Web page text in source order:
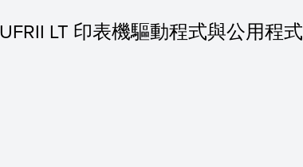
LT 印表機驅動程式與公用程式